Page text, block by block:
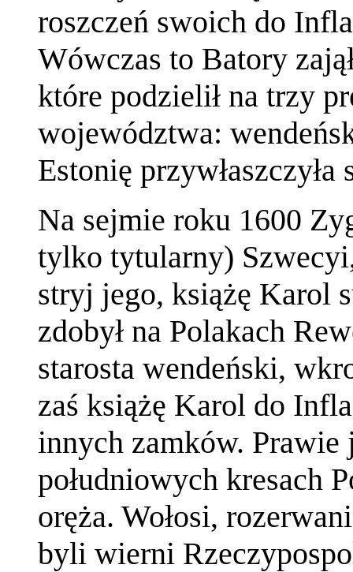
roszczeń swoich do
Wówczas to Batory
które podzielił na trzy
województwa:
Estonię przywłaszczyła
Na sejmie roku 1600
tylko tytularny)
stryj jego, książę Karol
zdobył na Polakach
starosta wendeński,
zaś książę Karol do
innych zamków. Prawie
południowych kresach
oręża. Wołosi,
byli wierni